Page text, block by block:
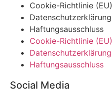
Cookie-Richtlinie (EU)
Datenschutzerklärung
Haftungsausschluss
Cookie-Richtlinie (EU)
Datenschutzerklärung
Haftungsausschluss
Social Media